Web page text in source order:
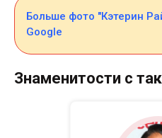
Больше фото "Кэтерин
Google
Знаменитости с